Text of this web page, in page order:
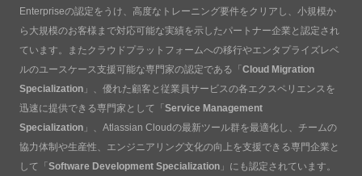
Enterpriseの認定をうけ、高度なトレーニング要件をクリアし、小規模か
ら大規模のお客様まで対応可能な実績を示したパートナー企業と認定され
ています。またクラウドプラットフォームへの移行やエンタプライズレベ
ルのユースケース支援可能な専門家の認定である「 Cloud Migration
Specialization 」、優れた顧客と従業員サービスの各エクスペリエンスを
迅速に提供できる専門家として「 Service Management
Specialization 」、Atlassian Cloudの最新ツール群を最適化し、チームの
協力体制や生産性、エンジニアリング文化の向上を支援できる専門企業と
して「 Software Development Specialization 」にも認定されています。